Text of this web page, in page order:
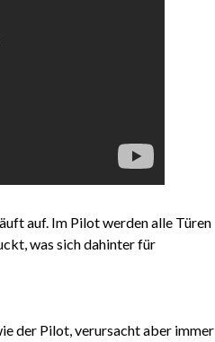
auf. Im Pilot werden alle Türen
was sich dahinter für
der Pilot, verursacht aber immer